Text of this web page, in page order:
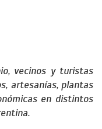
vecinos y turistas
artesanías, plantas
en distintos